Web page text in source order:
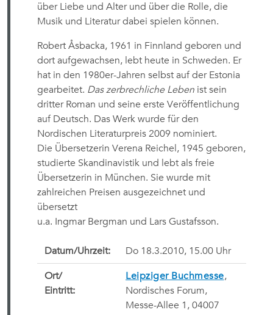
über Liebe und Alter und über die Rolle, die
Musik und Literatur dabei spielen können.
Robert Åsbacka, 1961 in Finnland geboren und
dort aufgewachsen, lebt heute in Schweden. Er
hat in den 1980er-Jahren selbst auf der Estonia
gearbeitet. Das zerbrechliche Leben ist sein
dritter Roman und seine erste Veröffentlichung
auf Deutsch. Das Werk wurde für den
Nordischen Literaturpreis 2009 nominiert.
Die Übersetzerin Verena Reichel, 1945 geboren,
studierte Skandinavistik und lebt als freie
Übersetzerin in München. Sie wurde mit
zahlreichen Preisen ausgezeichnet und
übersetzt
u.a. Ingmar Bergman und Lars Gustafsson.
Datum/Uhrzeit: Do 18.3.2010, 15.00 Uhr
Ort/
Eintritt:
Leipziger Buchmesse,
Nordisches Forum,
Messe-Allee 1, 04007